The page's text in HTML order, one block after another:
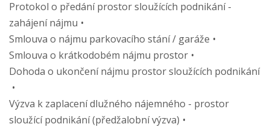
Protokol o předání prostor sloužících podnikání -
zahájení nájmu
Smlouva o nájmu parkovacího stání / garáže
Smlouva o krátkodobém nájmu prostor
Dohoda o ukončení nájmu prostor sloužících podnikání
Výzva k zaplacení dlužného nájemného - prostor
sloužící podnikání (předžalobní výzva)